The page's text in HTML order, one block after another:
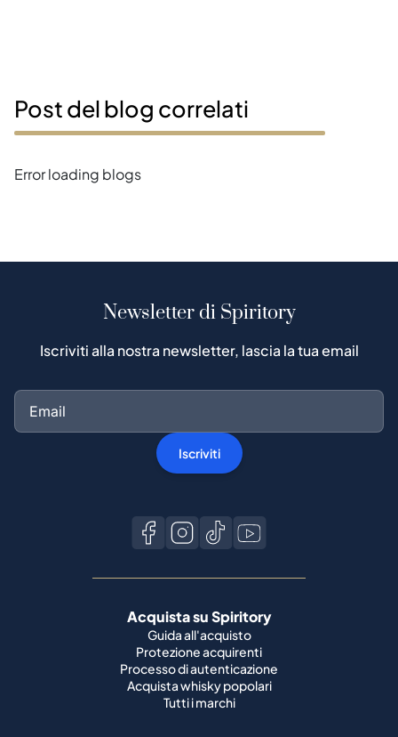
Post del blog correlati
Error loading blogs
Newsletter di Spiritory
Iscriviti alla nostra newsletter, lascia la tua email
Iscriviti
Acquista su Spiritory
Guida all'acquisto
Protezione acquirenti
Processo di autenticazione
Acquista whisky popolari
Tutti i marchi